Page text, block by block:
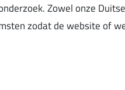
Zowel onze
zodat de website of